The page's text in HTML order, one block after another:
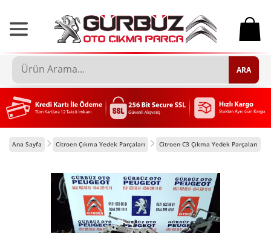
0
ARA
Ana Sayfa Citroen Çıkma Yedek Parçaları Citroen C3 Çıkma Yedek Parçaları